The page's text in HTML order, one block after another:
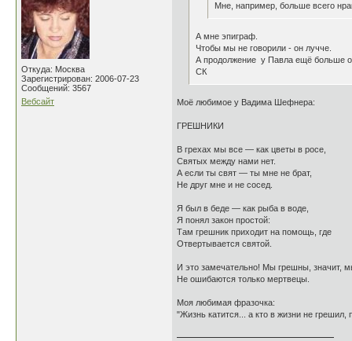
Откуда: Москва
Зарегистрирован: 2006-07-23
Сообщений: 3567
Вебсайт
Мне, например, больше всего
А мне эпиграф.
Чтобы мы не говорили - он лучче.
А продолжение у Павла ещё больше
СК
Моё любимое у Вадима Шефнера:
ГРЕШНИКИ
В грехах мы все — как цветы в росе,
Святых между нами нет.
А если ты свят — ты мне не брат,
Не друг мне и не сосед.
Я был в беде — как рыба в воде,
Я понял закон простой:
Там грешник приходит на помощь, где
Отвертывается святой.
И это замечательно! Мы грешны, значит,
Не ошибаются только мертвецы.
Моя любимая фразочка:
"Жизнь катится... а кто в жизни не грешил,